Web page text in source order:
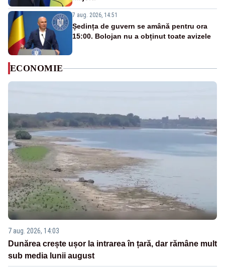
7 aug. 2026, 14:51
Ședința de guvern se amână pentru ora
15:00. Bolojan nu a obținut toate avizele
ECONOMIE
7 aug. 2026, 14:03
Dunărea crește ușor la intrarea în țară, dar rămâne mult
sub media lunii august